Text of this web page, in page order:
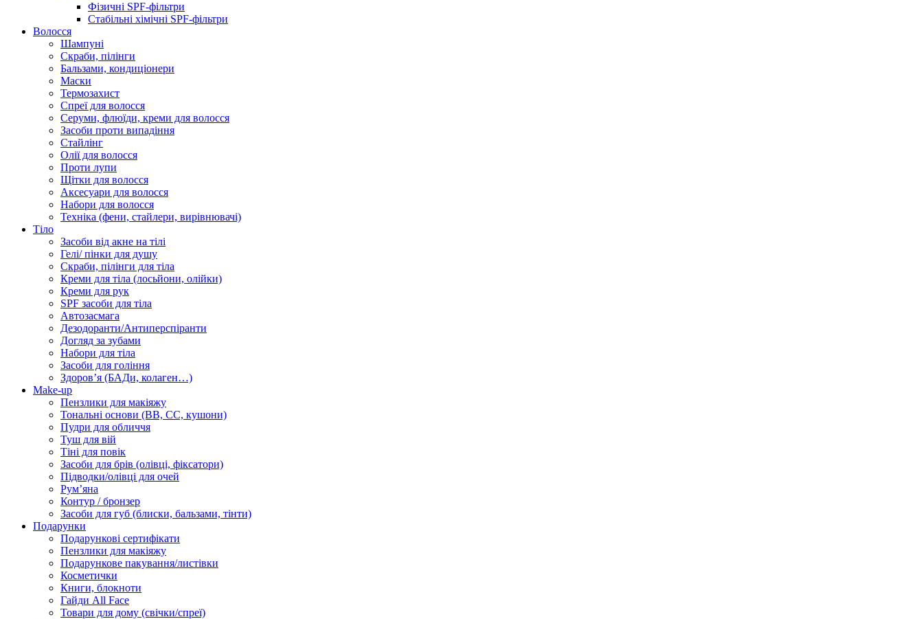
Фізичні SPF-фільтри
Стабільні хімічні SPF-фільтри
Волосся
Шампуні
Скраби, пілінги
Бальзами, кондиціонери
Маски
Термозахист
Спреї для волосся
Серуми, флюїди, креми для волосся
Засоби проти випадіння
Стайлінг
Олії для волосся
Проти лупи
Щітки для волосся
Аксесуари для волосся
Набори для волосся
Техніка (фени, стайлери, вирівнювачі)
Тіло
Засоби від акне на тілі
Гелі/ пінки для душу
Скраби, пілінги для тіла
Креми для тіла (лосьйони, олійки)
Креми для рук
SPF засоби для тіла
Автозасмага
Дезодоранти/Антиперспіранти
Догляд за зубами
Набори для тіла
Засоби для гоління
Здоровʼя (БАДи, колаген…)
Make-up
Пензлики для макіяжу
Тональні основи (BB, CC, кушони)
Пудри для обличчя
Туш для вій
Тіні для повік
Засоби для брів (олівці, фіксатори)
Підводки/олівці для очей
Румʼяна
Контур / бронзер
Засоби для губ (блиски, бальзами, тінти)
Подарунки
Подарункові сертифікати
Пензлики для макіяжу
Подарункове пакування/листівки
Косметички
Книги, блокноти
Гайди All Face
Товари для дому (свічки/спреї)